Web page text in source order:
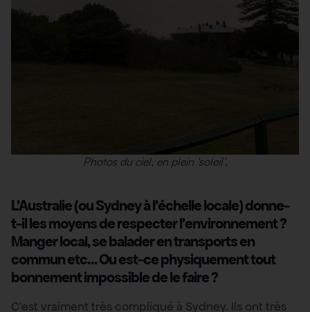
Photos du ciel, en plein ‘soleil’.
L’Australie (ou Sydney à l’échelle locale) donne-
t-il les moyens de respecter l’environnement ?
Manger local, se balader en transports en
commun etc… Ou est-ce physiquement tout
bonnement impossible de le faire ?
C’est vraiment très compliqué à Sydney. Ils ont très